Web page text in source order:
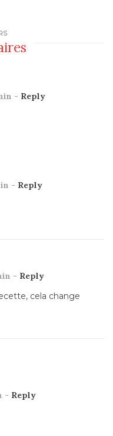
- Reply
- Reply
- Reply
cela change
- Reply